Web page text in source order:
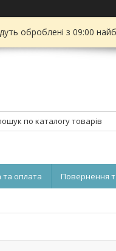
оброблені з 09:00
та оплата Повернення